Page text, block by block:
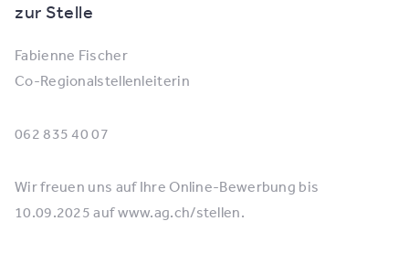
zur Stelle
Fabienne Fischer
Co-Regionalstellenleiterin
062 835 40 07
Wir freuen uns auf Ihre Online-Bewerbung bis
10.09.2025 auf www.ag.ch/stellen.